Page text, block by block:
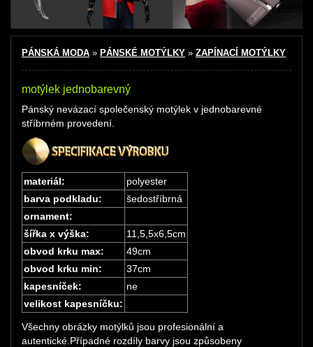
PÁNSKÁ MODA » PÁNSKÉ MOTÝLKY » ZAPÍNACÍ MOTÝLKY
motýlek jednobarevný
Pánský nevázací společenský motýlek v jednobarevné
stříbrném provedení.
materiál:
polyester
barva podkladu:
šedostříbrná
ornament:
šířka x výška:
11,5,5x6,5cm
obvod krku max:
49cm
obvod krku min:
37cm
kapesníček:
ne
velikost kapesníčku:
Všechny obrázky motýlků jsou profesionální a
autentické.Případné rozdíly barvy jsou způsobeny